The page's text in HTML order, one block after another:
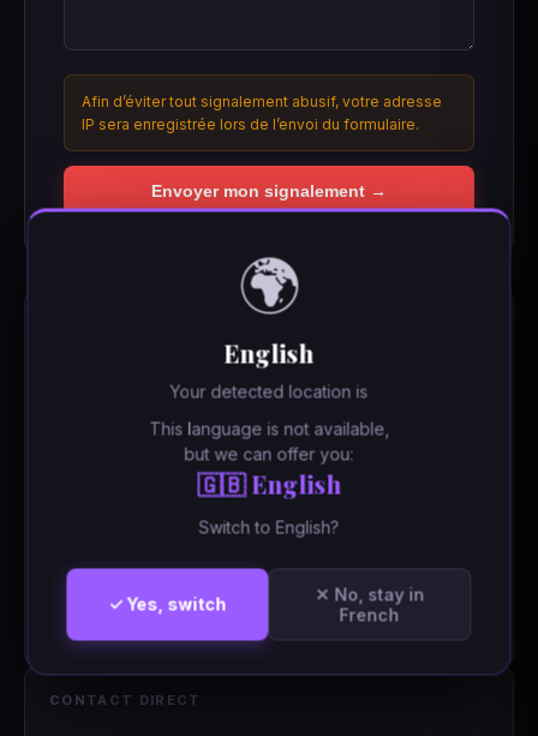
Afin d’éviter tout signalement abusif, votre adresse
IP sera enregistrée lors de l’envoi du formulaire.
Envoyer mon signalement →
— Chaque signalement est examiné
dans les plus brefs délais.
Données protégées— Vos informations personnelles
ne sont pas transmises au service signalé.
concerné pour corriger la situation.
— Votre adresse IP est
enregistrée. Tout abus pourra faire l’objet de
CONTACT DIRECT
🌍
English
Your detected location is
This language is not available,
but we can offer you:
🇬🇧 English
Switch to English?
✓ Yes, switch
✕ No, stay in
French